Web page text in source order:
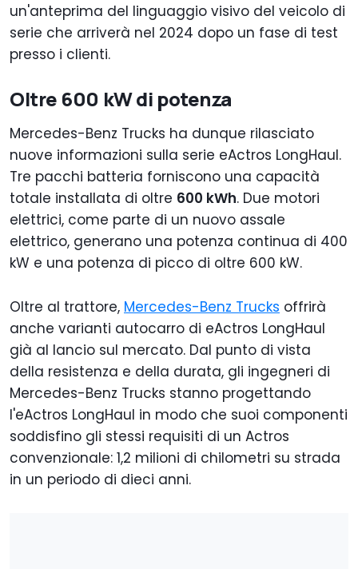
un'anteprima del linguaggio visivo del veicolo di
serie che arriverà nel 2024 dopo un fase di test
presso i clienti.
Oltre 600 kW di potenza
Mercedes-Benz Trucks ha dunque rilasciato
nuove informazioni sulla serie eActros LongHaul.
Tre pacchi batteria forniscono una capacità
totale installata di oltre 600 kWh. Due motori
elettrici, come parte di un nuovo assale
elettrico, generano una potenza continua di 400
kW e una potenza di picco di oltre 600 kW.
Oltre al trattore, Mercedes-Benz Trucks offrirà
anche varianti autocarro di eActros LongHaul
già al lancio sul mercato. Dal punto di vista
della resistenza e della durata, gli ingegneri di
Mercedes-Benz Trucks stanno progettando
l'eActros LongHaul in modo che suoi componenti
soddisfino gli stessi requisiti di un Actros
convenzionale: 1,2 milioni di chilometri su strada
in un periodo di dieci anni.